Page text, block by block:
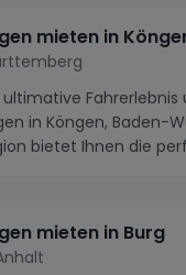
mieten in
ultimative
in Köngen, Baden-
bietet Ihnen die
mieten in Burg